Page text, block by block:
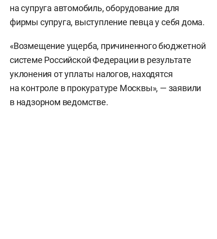
на супруга автомобиль, оборудование для
фирмы супруга, выступление певца у себя дома.
«Возмещение ущерба, причиненного бюджетной
системе Российской Федерации в результате
уклонения от уплаты налогов, находятся
на контроле в прокуратуре Москвы», — заявили
в надзорном ведомстве.